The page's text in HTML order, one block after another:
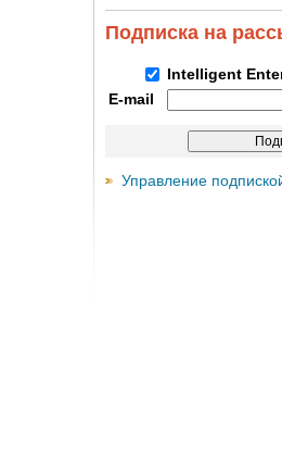
Подписка на
Intelligent
E-mail
Управление